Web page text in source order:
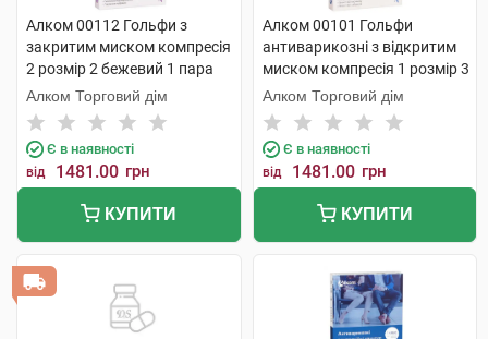
Алком 00112 Гольфи з
закритим миском компресія
2 розмір 2 бежевий 1 пара
Алком Торговий дім
Є в наявності
від 1481.00 грн
КУПИТИ
Алком 00101 Гольфи
антиварикозні з відкритим
миском компресія 1 розмір 3
бежевий 1 пара
Алком Торговий дім
Є в наявності
від 1481.00 грн
КУПИТИ